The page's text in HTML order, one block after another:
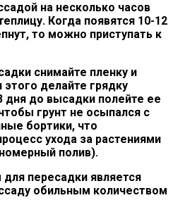
на несколько часов
Когда появятся 10-12
то можно приступать к
снимайте пленку и
делайте грядку
дня до высадки полейте ее
грунт не осыпался с
бортики, что
ухода за растениями
полив).
пересадки является
обильным количеством